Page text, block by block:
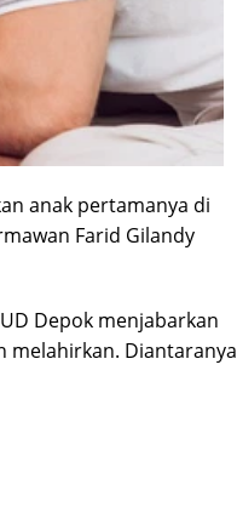
anak pertamanya di
Farid Gilandy
Depok menjabarkan
melahirkan. Diantaranya